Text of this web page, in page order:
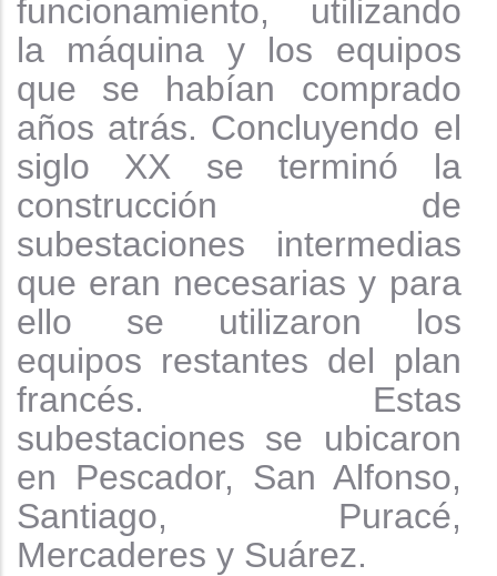
funcionamiento, utilizando
la máquina y los equipos
que se habían comprado
años atrás. Concluyendo el
siglo XX se terminó la
construcción de
subestaciones intermedias
que eran necesarias y para
ello se utilizaron los
equipos restantes del plan
francés. Estas
subestaciones se ubicaron
en Pescador, San Alfonso,
Santiago, Puracé,
Mercaderes y Suárez.